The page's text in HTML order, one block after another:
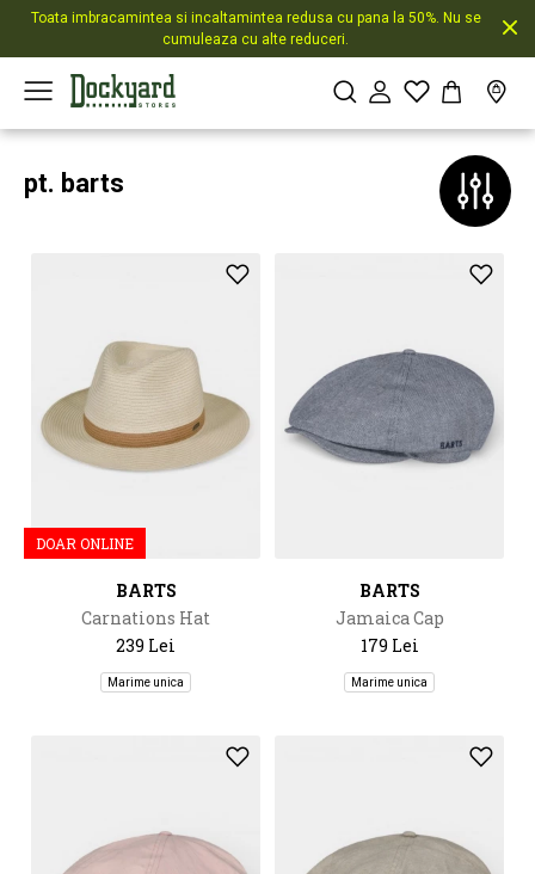
Toata imbracamintea si incaltamintea redusa cu pana la 50%. Nu se
cumuleaza cu alte reduceri.
pt. barts
DOAR ONLINE
BARTS
Carnations Hat
239 Lei
Marime unica
BARTS
Jamaica Cap
179 Lei
Marime unica